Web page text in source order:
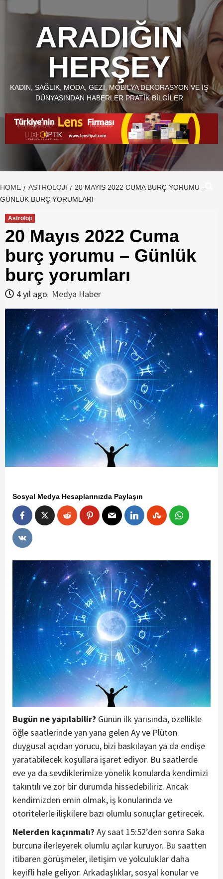
ARADIĞIN
HERŞEY
KADIN, SAĞLIK, MODA, GEZI, MOBILYA DEKORASYON VE İŞ
DÜNYASINDAN HABERLER PRATIK BILGILER
HOME ASTROLOJI
20 MAYIS 2022 CUMA BURÇ YORUMU –
GÜNLÜK BURÇ YORUMLARI
Astroloji
20 Mayıs 2022 Cuma
burç yorumu – Günlük
burç yorumları
4 yıl ago Medya Haber
Sosyal Medya Hesaplarınızda Paylaşın
Bugün ne yapılabilir? Günün ilk yarısında, özellikle
öğle saatlerinde yan yana gelen Ay ve Plüton
duygusal açıdan yorucu, bizi baskılayan ya da endişe
yaratabilecek koşullara işaret ediyor. Bu saatlerde
eve ya da sevdiklerimize yönelik konularda kendimizi
takıntılı ve zor bir durumda hissedebiliriz. Ancak
kendimizden emin olmak, iş konularında ve
otoritelerle ilişkilere bazı olumlu sonuçlar getirecek.
Nelerden kaçınmalı? Ay saat 15:52’den sonra Saka
burcuna ilerleyerek olumlu açılar kuruyor. Bu saatten
itibaren görüşmeler, iletişim ve yolculuklar daha
keyifli hale geliyor. Arkadaşlıklar, sosyal konular ve